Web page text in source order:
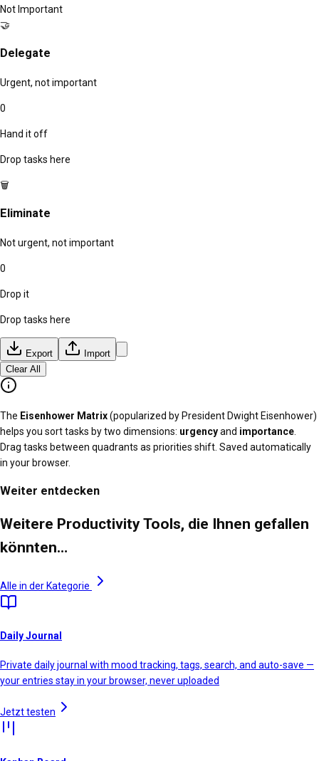
Not Important
🤝
Delegate
Urgent, not important
0
Hand it off
Drop tasks here
🗑️
Eliminate
Not urgent, not important
0
Drop it
Drop tasks here
Export
Import
Clear All
The Eisenhower Matrix(popularized by President Dwight Eisenhower)
helps you sort tasks by two dimensions: urgencyand importance
Drag tasks between quadrants as priorities shift. Saved automatically
in your browser.
Weiter entdecken
Weitere Productivity Tools, die Ihnen gefallen
könnten…
Alle in der Kategorie
Daily Journal
Private daily journal with mood tracking, tags, search, and auto-save —
your entries stay in your browser, never uploaded
Jetzt testen